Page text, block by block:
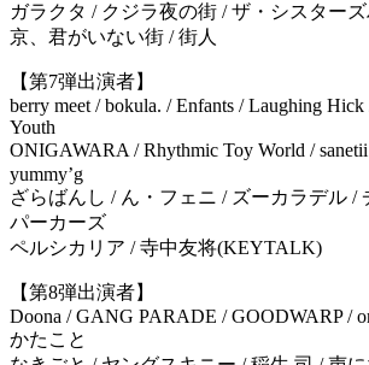
ガラクタ / クジラ夜の街 / ザ・シスター
京、君がいない街 / 街人
【第7弾出演者】
berry meet / bokula. / Enfants / Laughing
Youth
ONIGAWARA / Rhythmic Toy World / sanetii
yummy’g
ざらばんし / ん・フェニ / ズーカラデル /
パーカーズ
ペルシカリア / 寺中友将(KEYTALK)
【第8弾出演者】
Doona / GANG PARADE / GOODWARP /
かたこと